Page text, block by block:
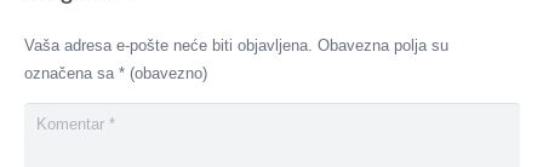
Vaša adresa e-pošte neće biti objavljena. Obavezna polja su
označena sa * (obavezno)